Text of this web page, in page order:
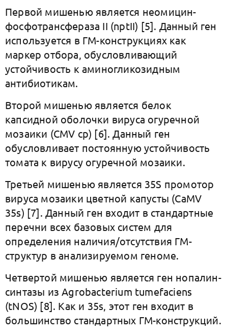
Первой мишенью является неомицин-
фосфотрансфераза II (nptII) [5]. Данный ген
используется в ГМ-конструкциях как
маркер отбора, обусловливающий
устойчивость к аминогликозидным
антибиотикам.
Второй мишенью является белок
капсидной оболочки вируса огуречной
мозаики (CMV cp) [6]. Данный ген
обусловливает постоянную устойчивость
томата к вирусу огуречной мозаики.
Третьей мишенью является 35S промотор
вируса мозаики цветной капусты (CaMV
35s) [7]. Данный ген входит в стандартные
перечни всех базовых систем для
определения наличия/отсутствия ГМ-
структур в анализируемом геноме.
Четвертой мишенью является ген нопалин-
синтазы из Agrobacterium tumefaciens
(tNOS) [8]. Как и 35s, этот ген входит в
большинство стандартных ГМ-конструкций.